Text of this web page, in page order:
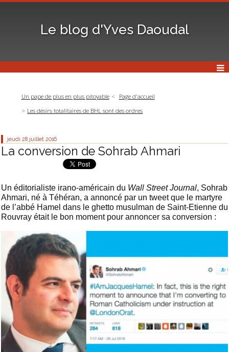
Le blog d'Yves Daoudal
Un pape de plus en plus pitoyable
Page d'accueil
Les désirs totalitaires de BHL sont des ordres
jeudi 28 juillet 2016
La conversion de Sohrab Ahmari
Un éditorialiste irano-américain du Wall Street Journal, Sohrab
Ahmari, né à Téhéran, a annoncé par un tweet que le martyre
de l’abbé Hamel dans le ghetto musulman de Saint-Etienne du
Rouvray était le bon moment pour annoncer sa conversion :